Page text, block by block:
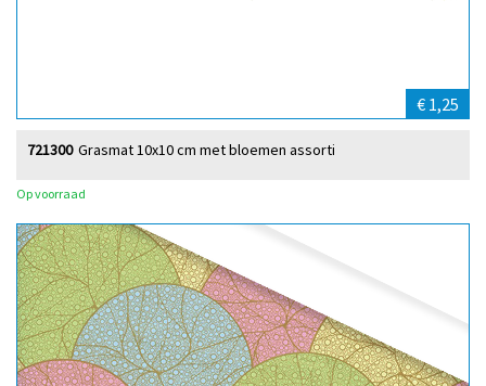
€ 1,25
Grasmat 10x10 cm met bloemen assorti
721300
Op voorraad